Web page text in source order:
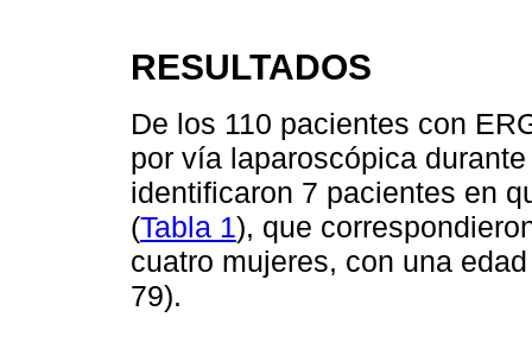
RESULTADOS
De los 110 pacientes con
por vía laparoscópica
identificaron 7 pacientes en
(Tabla 1), que
cuatro mujeres, con una
79).